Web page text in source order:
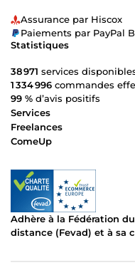
Assurance par Hiscox
Paiements par PayPal
Statistiques
38 971 services
1 334 996 commandes
99 % d’avis positifs
Services
Freelances
ComeUp
Adhère à la Fédération
distance (Fevad) et à sa